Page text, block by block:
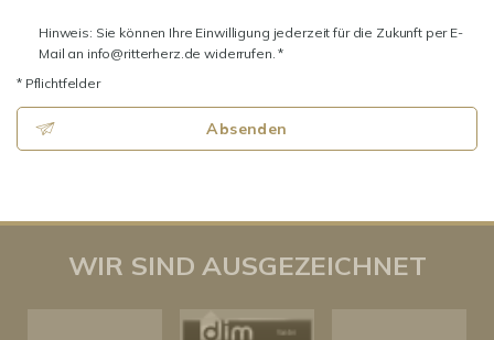
Hinweis: Sie können Ihre Einwilligung jederzeit für die Zukunft per E-
Mail an info@ritterherz.de widerrufen. *
* Pflichtfelder
Absenden
WIR SIND AUSGEZEICHNET